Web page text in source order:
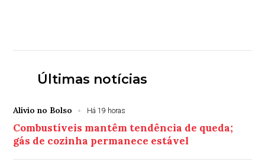
Últimas notícias
Alívio no Bolso Há 19 horas
Combustíveis mantêm tendência de queda;
gás de cozinha permanece estável